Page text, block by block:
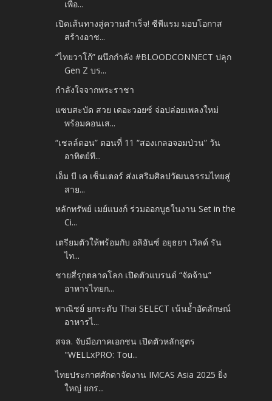
เพื่อ...
เปิดเส้นทางสู่ความสำเร็จ! ซีพีแรม มอบโอกาส
สร้างอาช...
“ไทยวาโก้” ผนึกกำลัง #BLOODCONNECT ปลุก
Gen Z บร...
กำลังใจจากพระราชา
แซบสะบัด สวย เดอะวอยซ์ จ่อปล่อยเพลงใหม่
พร้อมคอนเส...
“เชลล์ดอน” ตอนที่ 11 “สองเกลอจอมป่วน” วัน
อาทิตย์ที...
เอ็ม บี เค เซ็นเตอร์ ส่งเสริมศิลปวัฒนธรรมไทยสู่
สาย...
หลักทรัพย์ เมย์แบงก์ ร่วมออกบูธในงาน Set in the
Ci...
เตรียมตัวให้พร้อมกับ อลิอันซ์ อยุธยา เวิลด์ รัน
ไท...
ชายสี่รุกตลาดโลก เปิดตัวแบรนด์ “จัดจ้าน”
อาหารไทยก...
พาณิชย์ ยกระดับ Thai SELECT เน้นย้ำอัตลักษณ์
อาหารไ...
สจล. จับมือภาคเอกชน เปิดตัวหลักสูตร
"WELLxPRO: Tou...
ไทยประกาศศักดาจัดงาน IMCAS Asia 2025 ยิ่ง
ใหญ่ ยกร...